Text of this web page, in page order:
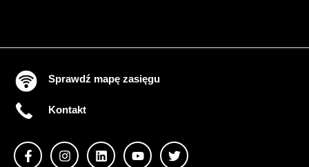
Sprawdź mapę zasięgu
Kontakt